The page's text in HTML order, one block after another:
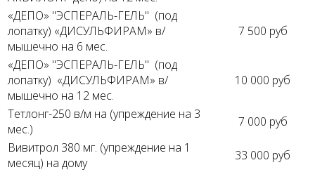
«ДЕПО» "ЭСПЕРАЛЬ-ГЕЛЬ" (под
лопатку) «ДИСУЛЬФИРАМ» в/
мышечно на 6 мес.
7 500 руб
«ДЕПО» "ЭСПЕРАЛЬ-ГЕЛЬ" (под
лопатку) «ДИСУЛЬФИРАМ» в/
мышечно на 12 мес.
10 000 руб
Тетлонг-250 в/м на (упреждение на 3
мес.)
7 000 руб
Вивитрол 380 мг. (упреждение на 1
месяц) на дому
33 000 руб